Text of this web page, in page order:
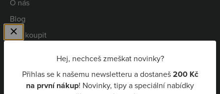
Hej, nechceš zmeškat novinky?
Přihlas se k našemu newsletteru a dostaneš200 Kč
na první nákup! Novinky, tipy a speciální nabídky
O nás
Blog
Kde koupit
Niceboy Pay